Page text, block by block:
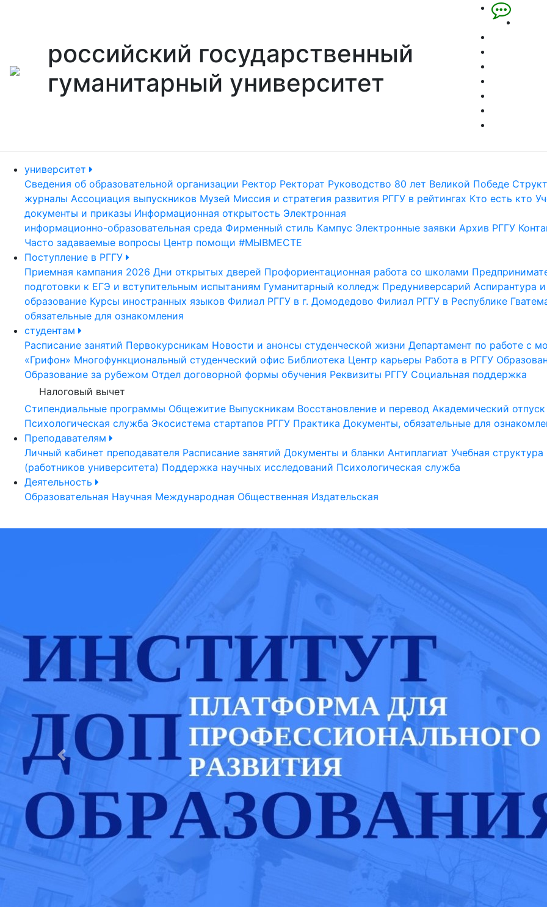
российский государственный
гуманитарный университет
университет
Сведения об образовательной организации Ректор Ректорат Руководство 80 лет Великой Победе
журналы Ассоциация выпускников Музей Миссия и стратегия развития РГГУ в рейтингах Кто есть кто
документы и приказы Информационная открытость Электронная
информационно-образовательная среда Фирменный стиль Кампус Электронные заявки Архив РГГУ
Часто задаваемые вопросы Центр помощи #МЫВМЕСТЕ
Поступление в РГГУ
Приемная кампания 2026 Дни открытых дверей Профориентационная работа со школами
подготовки к ЕГЭ и вступительным испытаниям Гуманитарный колледж Предуниверсарий Аспирантура
образование Курсы иностранных языков Филиал РГГУ в г. Домодедово Филиал РГГУ в Республике
обязательные для ознакомления
студентам
Расписание занятий Первокурсникам Новости и анонсы студенческой жизни Департамент по работе с
«Грифон» Многофункциональный студенческий офис Библиотека Центр карьеры Работа в РГГУ
Образование за рубежом Отдел договорной формы обучения Реквизиты РГГУ Социальная поддержка
Налоговый вычет
Стипендиальные программы Общежитие Выпускникам Восстановление и перевод Академический отпуск
Психологическая служба Экосистема стартапов РГГУ Практика Документы, обязательные для
Преподавателям
Личный кабинет преподавателя Расписание занятий Документы и бланки Антиплагиат Учебная структура
(работников университета) Поддержка научных исследований Психологическая служба
Деятельность
Образовательная Научная Международная Общественная Издательская
Previous